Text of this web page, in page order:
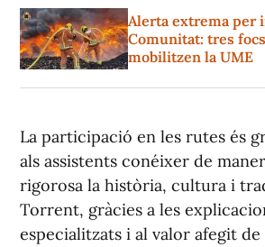
Alerta extrema per
Comunitat: tres
mobilitzen la UME
La participació en les rutes és
als assistents conéixer de
rigorosa la història, cultura i
Torrent, gràcies a les
especialitzats i al valor afegit de